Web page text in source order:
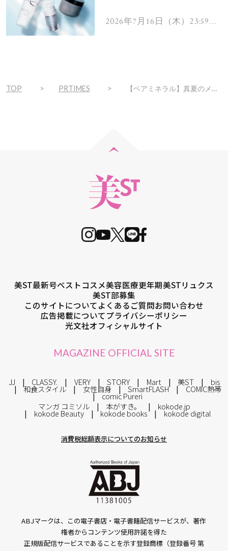
ムを13名様にプレゼン
2026年7月16日（木）23:59ま
TOP PRTIMES 【ベアミネラル】真夏のメイク崩れもブロック。毛穴悩みに対応する化粧下地「プライム タイム オリジナル ポア」を新発売！
美ST最新号ベストコスメ美容医療更年期美STリュクス
美ST部募集
このサイトについてよくあるご質問お問い合わせ
広告掲載についてプライバシーポリシー
光文社オフィシャルサイト
MAGAZINE OFFICIAL SITE
JJ CLASSY. VERY STORY Mart 美ST bis
和食スタイル 女性自身 SmartFLASH COMIC熱帯
comic Pureri
マンガ コミソル
本がすき。 kokode.jp
kokode Beauty kokode books kokode digital
消費税総額表示についてのお知らせ
ABJマークは、この電子書店・電子書籍配信サービスが、著作
権者からコンテンツ使用許諾を得た
正規版配信サービスであることを示す登録商標（登録番号 第